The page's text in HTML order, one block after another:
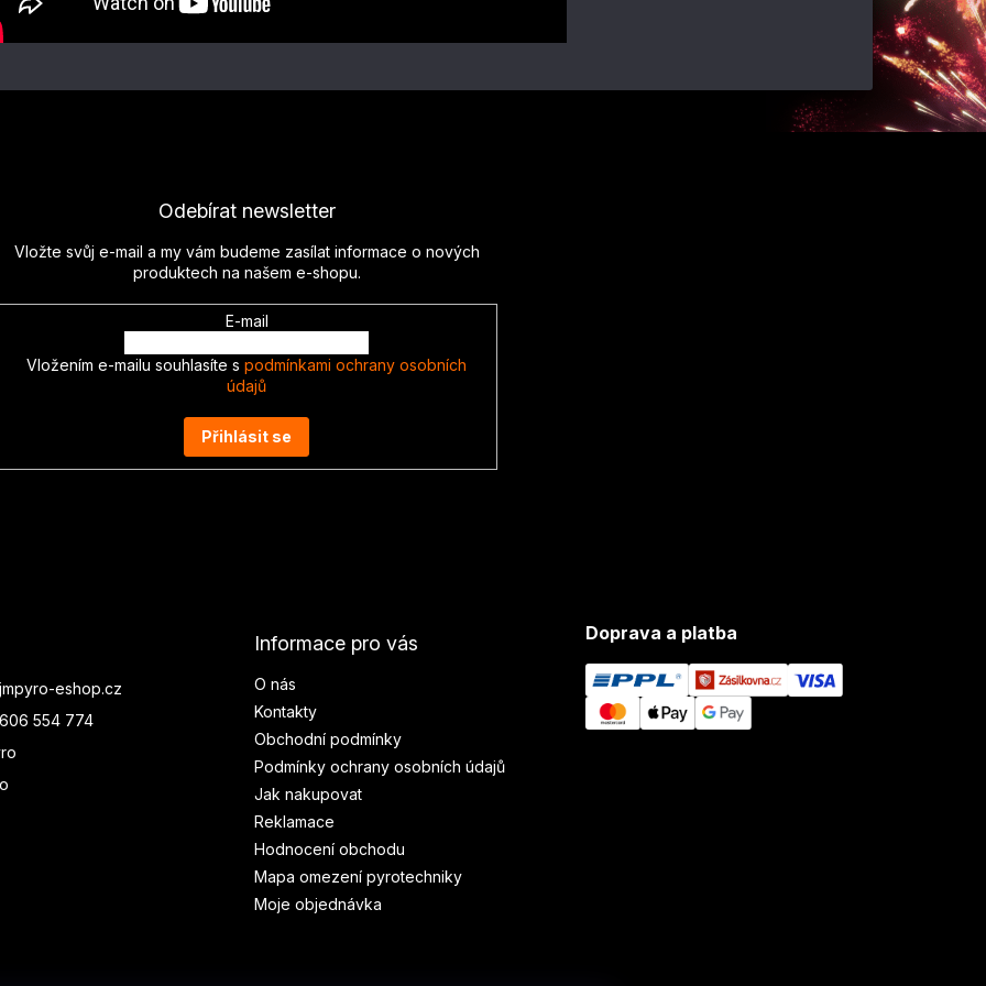
Odebírat newsletter
Vložte svůj e-mail a my vám budeme zasílat informace o nových
produktech na našem e-shopu.
E-mail
Vložením e-mailu souhlasíte s podmínkami ochrany osobních
údajů
Přihlásit se
jmpyro-eshop.cz
554 774
Informace pro vás
O nás
Kontakty
Obchodní podmínky
Podmínky ochrany osobních údajů
Jak nakupovat
Reklamace
Hodnocení obchodu
Mapa omezení pyrotechniky
Moje objednávka
Doprava a platba